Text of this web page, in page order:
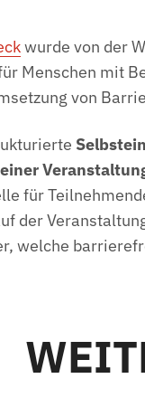
wurde von der
Menschen mit
von
für
der
welche